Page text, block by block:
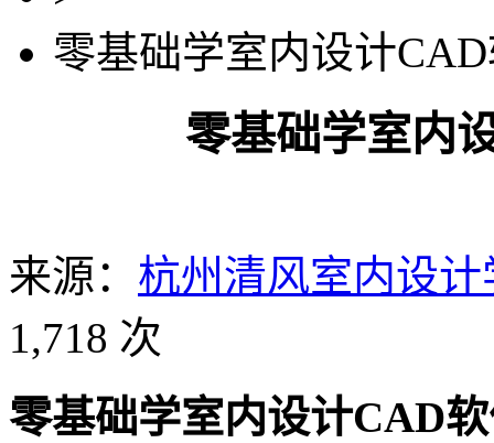
零基础学室内设计
零基础学室内
来源： 杭州清风室内设计
1,718 次
零基础学室内设计CAD